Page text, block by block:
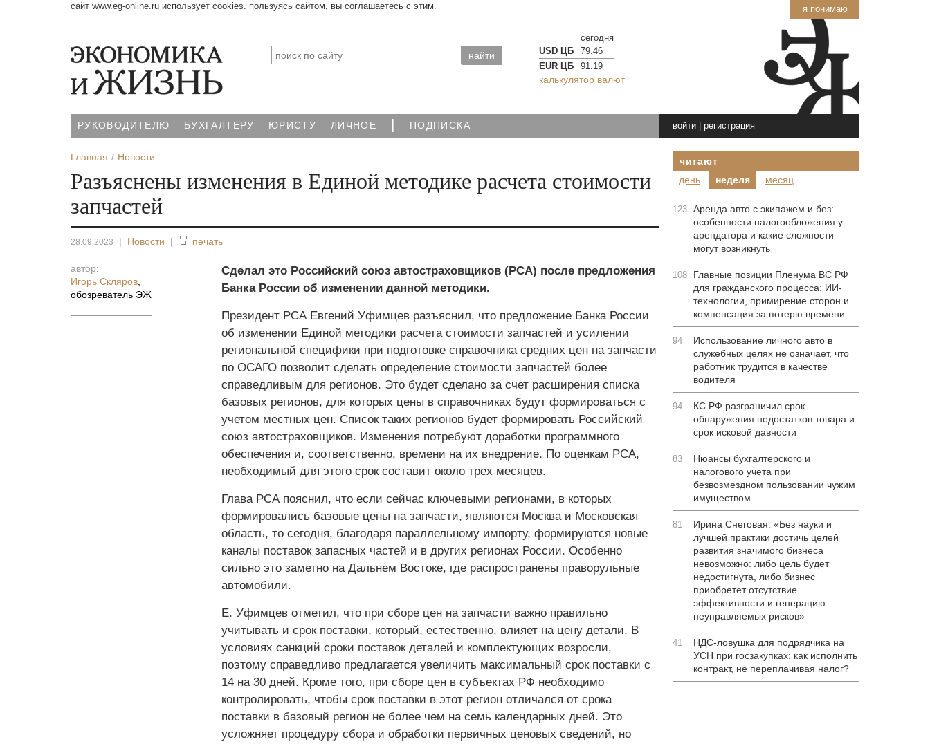
я понимаю
сайт www.eg-online.ru использует cookies. пользуясь сайтом, вы соглашаетесь с этим.
сегодня
USD ЦБ
79.46
EUR ЦБ
91.19
калькулятор валют
РУКОВОДИТЕЛЮ БУХГАЛТЕРУ ЮРИСТУ ЛИЧНОЕ | ПОДПИСКА войти| регистрация
Главная Новости
Разъяснены изменения в Единой методике расчета стоимости
запчастей
28.09.2023 | Новости | печать
автор:
Игорь Скляров
обозреватель ЭЖ
Сделал это Российский союз автостраховщиков (РСА) после предложения
Банка России об изменении данной методики.
Президент РСА Евгений Уфимцев разъяснил, что предложение Банка России
об изменении Единой методики расчета стоимости запчастей и усилении
региональной специфики при подготовке справочника средних цен на запчасти
по ОСАГО позволит сделать определение стоимости запчастей более
справедливым для регионов. Это будет сделано за счет расширения списка
базовых регионов, для которых цены в справочниках будут формироваться с
учетом местных цен. Список таких регионов будет формировать Российский
союз автостраховщиков. Изменения потребуют доработки программного
обеспечения и, соответственно, времени на их внедрение. По оценкам РСА,
необходимый для этого срок составит около трех месяцев.
Глава РСА пояснил, что если сейчас ключевыми регионами, в которых
формировались базовые цены на запчасти, являются Москва и Московская
область, то сегодня, благодаря параллельному импорту, формируются новые
каналы поставок запасных частей и в других регионах России. Особенно
сильно это заметно на Дальнем Востоке, где распространены праворульные
автомобили.
Е. Уфимцев отметил, что при сборе цен на запчасти важно правильно
учитывать и срок поставки, который, естественно, влияет на цену детали. В
условиях санкций сроки поставок деталей и комплектующих возросли,
поэтому справедливо предлагается увеличить максимальный срок поставки с
14 на 30 дней. Кроме того, при сборе цен в субъектах РФ необходимо
контролировать, чтобы срок поставки в этот регион отличался от срока
поставки в базовый регион не более чем на семь календарных дней. Это
усложняет процедуру сбора и обработки первичных ценовых сведений, но
читают
день
неделя месяц
123 Аренда авто с экипажем и без:
особенности налогообложения у
арендатора и какие сложности
могут возникнуть
108
Главные позиции Пленума ВС РФ
для гражданского процесса: ИИ-
технологии, примирение сторон и
компенсация за потерю времени
94
Использование личного авто в
служебных целях не означает, что
работник трудится в качестве
водителя
94
КС РФ разграничил срок
обнаружения недостатков товара и
срок исковой давности
83
Нюансы бухгалтерского и
налогового учета при
безвозмездном пользовании чужим
имуществом
81
Ирина Снеговая: «Без науки и
лучшей практики достичь целей
развития значимого бизнеса
невозможно: либо цель будет
недостигнута, либо бизнес
приобретет отсутствие
эффективности и генерацию
неуправляемых рисков»
41
НДС-ловушка для подрядчика на
УСН при госзакупках: как исполнить
контракт, не переплачивая налог?